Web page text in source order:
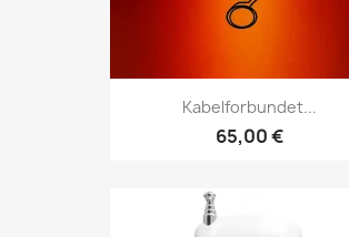
Kabelforbundet...
65,00 €